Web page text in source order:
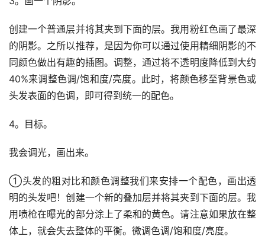
创建一个普通层并将其夹到下面的层。我用粉红色画了最深
的阴影。之所以推荐，是因为你可以通过使用精细阴影的不
同颜色做出有趣的插图。调整，通过将不透明度降低到大约
40%来调整色调/饱和度/亮度。此时，将颜色移至背景色或
头发表面的色调，即可得到统一的配色。
4。目标。
我会调光，画出来。
①头发的粗对比和颜色调整我们来安排一个配色，画出透
明的头发吧！创建一个新的叠加层并将其夹到下面的层。我
用喷枪在曝光的部分涂上了柔和的黄色。请注意如果放在整
体上，就会失去整体的平衡。微调色调/饱和度/亮度。